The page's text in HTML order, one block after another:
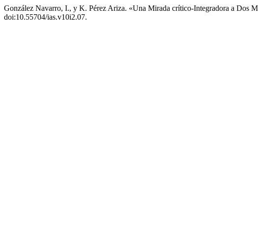
González Navarro, I., y K. Pérez Ariza. «Una Mirada crítico-Integradora a Dos
doi:10.55704/ias.v10i2.07.